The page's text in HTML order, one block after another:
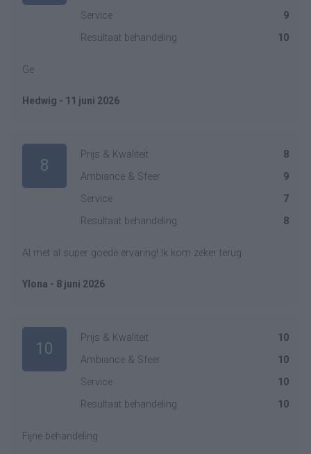
Service
9
Resultaat behandeling
10
Ge
Hedwig - 11 juni 2026
8
Prijs & Kwaliteit
8
Ambiance & Sfeer
9
Service
7
Resultaat behandeling
8
Al met al super goede ervaring! Ik kom zeker terug
Ylona - 8 juni 2026
10
Prijs & Kwaliteit
10
Ambiance & Sfeer
10
Service
10
Resultaat behandeling
10
Fijne behandeling